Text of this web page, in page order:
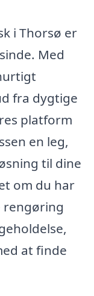
i Thorsø er
Med
fra dygtige
platform
en leg,
til dine
om du har
at finde